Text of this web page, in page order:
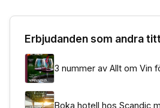
Erbjudanden som andra
3 nummer av Allt om Vin
Boka hotell hos Scandic